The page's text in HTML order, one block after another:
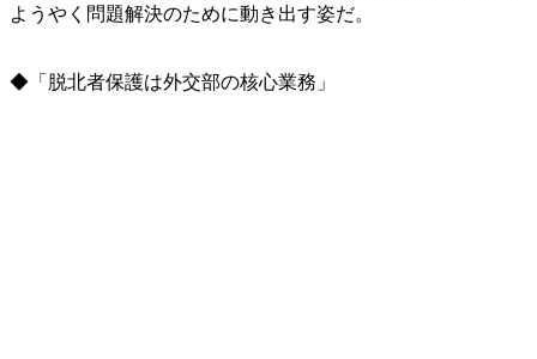
ようやく問題解決のために動き出す姿だ。
◆「脱北者保護は外交部の核心業務」